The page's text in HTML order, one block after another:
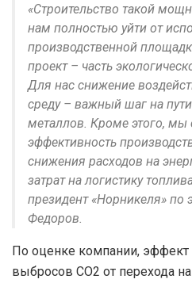
«Строительство такой
нам полностью уйти от
производственной
проект – часть
Для нас снижение
среду – важный шаг на
металлов. Кроме этого,
эффективность
снижения расходов на
затрат на логистику
президент «Норникеля» по
Федоров.
По оценке компании,
выбросов СО2 от перехода